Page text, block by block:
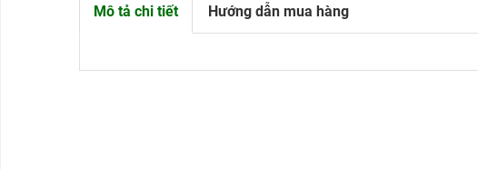
Mô tả chi tiết Hướng dẫn mua hàng